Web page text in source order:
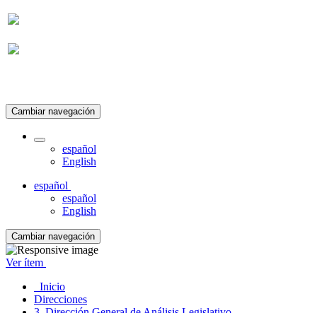
Cambiar navegación
español
English
español
español
English
Cambiar navegación
Ver ítem
Inicio
Direcciones